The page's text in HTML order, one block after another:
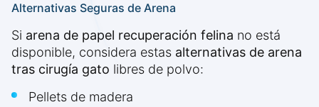
Alternativas Seguras de Arena
Si arena de papel recuperación felina no está
disponible, considera estas alternativas de arena
tras cirugía gato libres de polvo:
Pellets de madera